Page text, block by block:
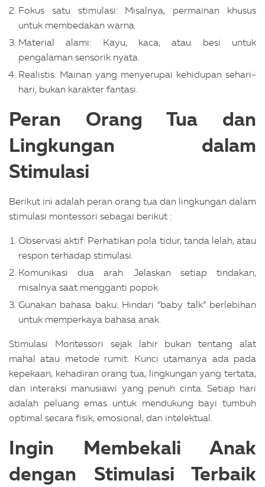
Fokus satu stimulasi: Misalnya, permainan khusus
untuk membedakan warna.
Material alami: Kayu, kaca, atau besi untuk
pengalaman sensorik nyata.
Realistis: Mainan yang menyerupai kehidupan sehari-
hari, bukan karakter fantasi.
Peran Orang Tua dan
Lingkungan dalam
Stimulasi
Berikut ini adalah peran orang tua dan lingkungan dalam
stimulasi montessori sebagai berikut :
Observasi aktif: Perhatikan pola tidur, tanda lelah, atau
respon terhadap stimulasi.
Komunikasi dua arah: Jelaskan setiap tindakan,
misalnya saat mengganti popok.
Gunakan bahasa baku: Hindari “baby talk” berlebihan
untuk memperkaya bahasa anak.
Stimulasi Montessori sejak lahir bukan tentang alat
mahal atau metode rumit. Kunci utamanya ada pada
kepekaan, kehadiran orang tua, lingkungan yang tertata,
dan interaksi manusiawi yang penuh cinta. Setiap hari
adalah peluang emas untuk mendukung bayi tumbuh
optimal secara fisik, emosional, dan intelektual.
Ingin Membekali Anak
dengan Stimulasi Terbaik